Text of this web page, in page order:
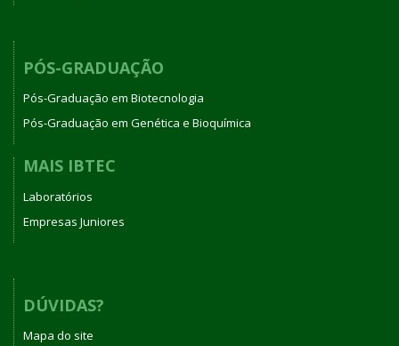
PÓS-GRADUAÇÃO
Pós-Graduação em Biotecnologia
Pós-Graduação em Genética e Bioquímica
MAIS IBTEC
Laboratórios
Empresas Juniores
DÚVIDAS?
Mapa do site